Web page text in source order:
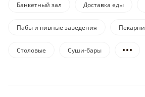
Банкетный зал Доставка еды
Пабы и пивные заведения Пекарни
Столовые Суши-бары